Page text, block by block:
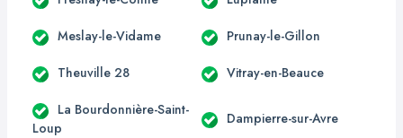
Meslay-le-Vidame Prunay-le-Gillon
Theuville 28 Vitray-en-Beauce
La Bourdonnière-Saint-
Loup
Dampierre-sur-Avre